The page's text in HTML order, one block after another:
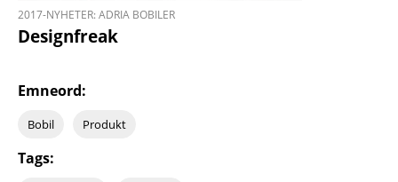
2017-NYHETER: ADRIA BOBILER
Designfreak
Emneord:
Bobil Produkt
Tags: